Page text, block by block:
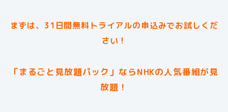
まずは、31日間無料トライアルの申込みでお試しくだ
さい！
「まるごと見放題パック」ならNHKの人気番組が見
放題！